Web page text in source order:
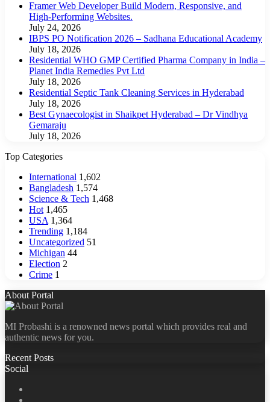
Framer Web Developer Build Modern, Responsive, and
High-Performing Websites.
July 24, 2026
IBPS PO Notification 2026 – Sadhana Educational Academy
July 18, 2026
Residential WHO GMP Certified Pharma Company in India –
Planet India Remedies Pvt Ltd
July 18, 2026
Residential Septic Tank Cleaning Services in Hyderabad
July 18, 2026
Best Gynaecologist in Shaikpet Hyderabad – Dr Vindhya
Gemaraju
July 18, 2026
Top Categories
International 1,602
Bangladesh 1,574
Science & Tech 1,468
Hot 1,465
USA 1,364
Trending 1,184
Uncategorized 51
Michigan 44
Election 2
Crime 1
About Portal
MI Probashi is a renowned news portal which provides real and
authentic news for you.
Recent Posts
Social